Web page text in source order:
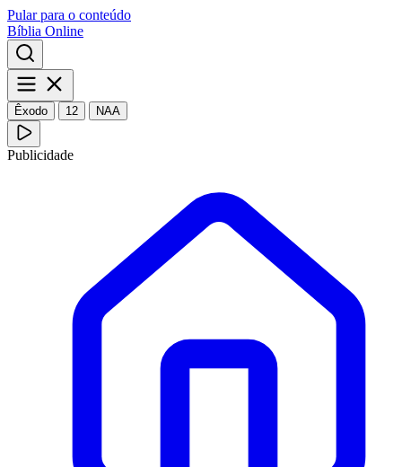
Pular para o conteúdo
Bíblia Online
Êxodo 12 NAA
Publicidade